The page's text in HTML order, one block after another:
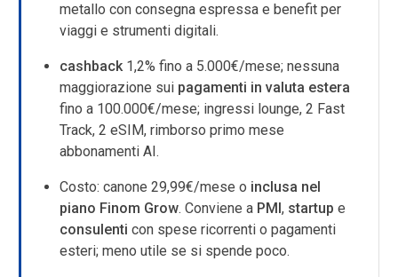
metallo con consegna espressa e benefit per
viaggi e strumenti digitali.
cashback1,2% fino a 5.000€/mese; nessuna
maggiorazione sui pagamenti in valuta estera
fino a 100.000€/mese; ingressi lounge, 2 Fast
Track, 2 eSIM, rimborso primo mese
abbonamenti AI.
Costo: canone 29,99€/mese o inclusa nel
piano Finom Grow. Conviene a PMI, startup e
consulenti con spese ricorrenti o pagamenti
esteri; meno utile se si spende poco.